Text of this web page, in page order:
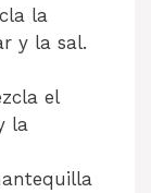
la
y la sal.
el
la